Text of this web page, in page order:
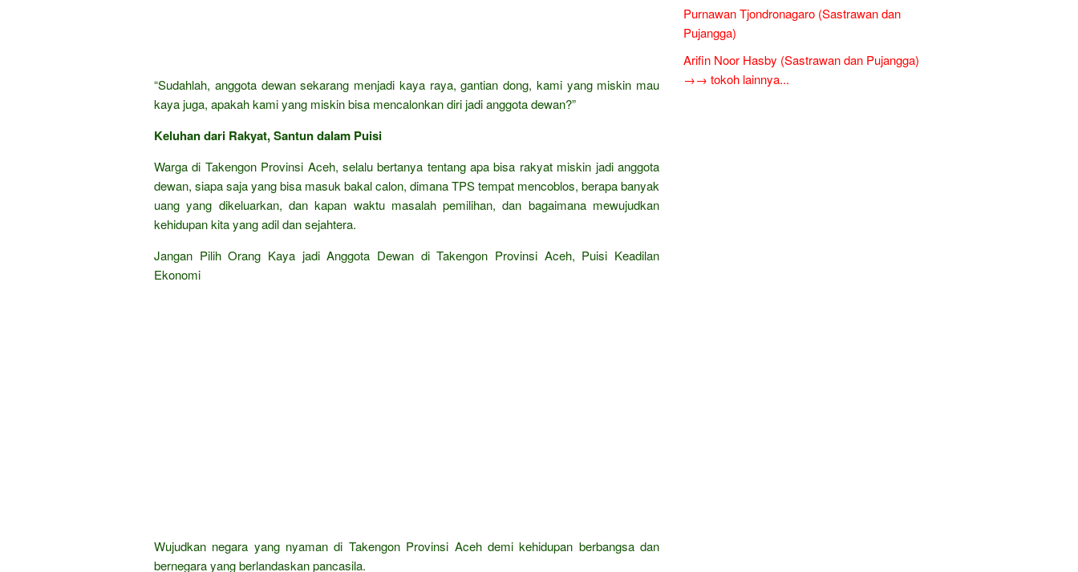
“Sudahlah, anggota dewan sekarang menjadi kaya raya, gantian dong, kami yang miskin mau
kaya juga, apakah kami yang miskin bisa mencalonkan diri jadi anggota dewan?”
Keluhan dari Rakyat, Santun dalam Puisi
Warga di Takengon Provinsi Aceh, selalu bertanya tentang apa bisa rakyat miskin jadi anggota
dewan, siapa saja yang bisa masuk bakal calon, dimana TPS tempat mencoblos, berapa banyak
uang yang dikeluarkan, dan kapan waktu masalah pemilihan, dan bagaimana mewujudkan
kehidupan kita yang adil dan sejahtera.
Jangan Pilih Orang Kaya jadi Anggota Dewan di Takengon Provinsi Aceh, Puisi Keadilan
Ekonomi
Wujudkan negara yang nyaman di Takengon Provinsi Aceh demi kehidupan berbangsa dan
bernegara yang berlandaskan pancasila.
Purnawan Tjondronagaro (Sastrawan dan
Pujangga)
Arifin Noor Hasby (Sastrawan dan Pujangga)
→→ tokoh lainnya...